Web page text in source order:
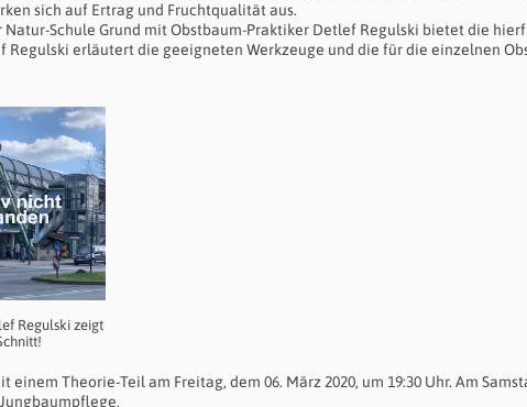
sich auf Ertrag und Fruchtqualität aus.
Natur-Schule Grund mit Obstbaum-Praktiker Detlef Regulski bietet die
Regulski erläutert die geeigneten Werkzeuge und die für die einzelnen
Regulski zeigt
einem Theorie-Teil am Freitag, dem 06. März 2020, um 19:30 Uhr. Am